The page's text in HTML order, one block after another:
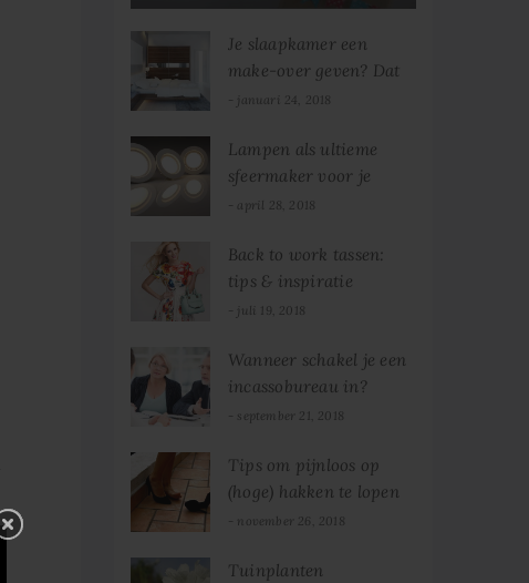
Je slaapkamer een
make-over geven? Dat
doe je zo!
januari 24, 2018
Lampen als ultieme
sfeermaker voor je
woning
april 28, 2018
Back to work tassen:
tips & inspiratie
juli 19, 2018
Wanneer schakel je een
incassobureau in?
september 21, 2018
Tips om pijnloos op
(hoge) hakken te lopen
november 26, 2018
Tuinplanten